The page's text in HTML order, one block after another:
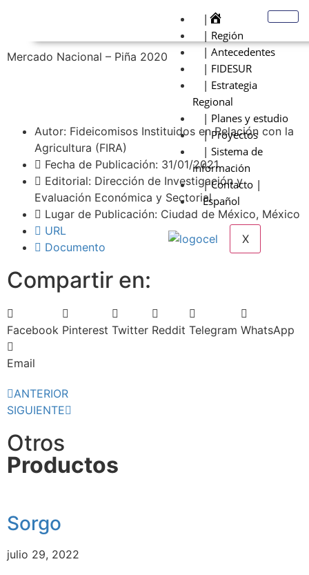
|
| Región
| Antecedentes
| FIDESUR
| Estrategia
Regional
| Planes y estudio
| Proyectos
| Sistema de
información
| Contacto |
Español
X
Mercado Nacional – Piña 2020
Autor: Fideicomisos Instituidos en Relación con la
Agricultura (FIRA)
Fecha de Publicación: 31/01/2021
Editorial: Dirección de Investigación y
Evaluación Económica y Sectorial
Lugar de Publicación: Ciudad de México, México
URL
Documento
Compartir en:
Facebook Pinterest Twitter Reddit Telegram WhatsApp
Email
ANTERIOR
SIGUIENTE
Otros
Productos
Sorgo
julio 29, 2022